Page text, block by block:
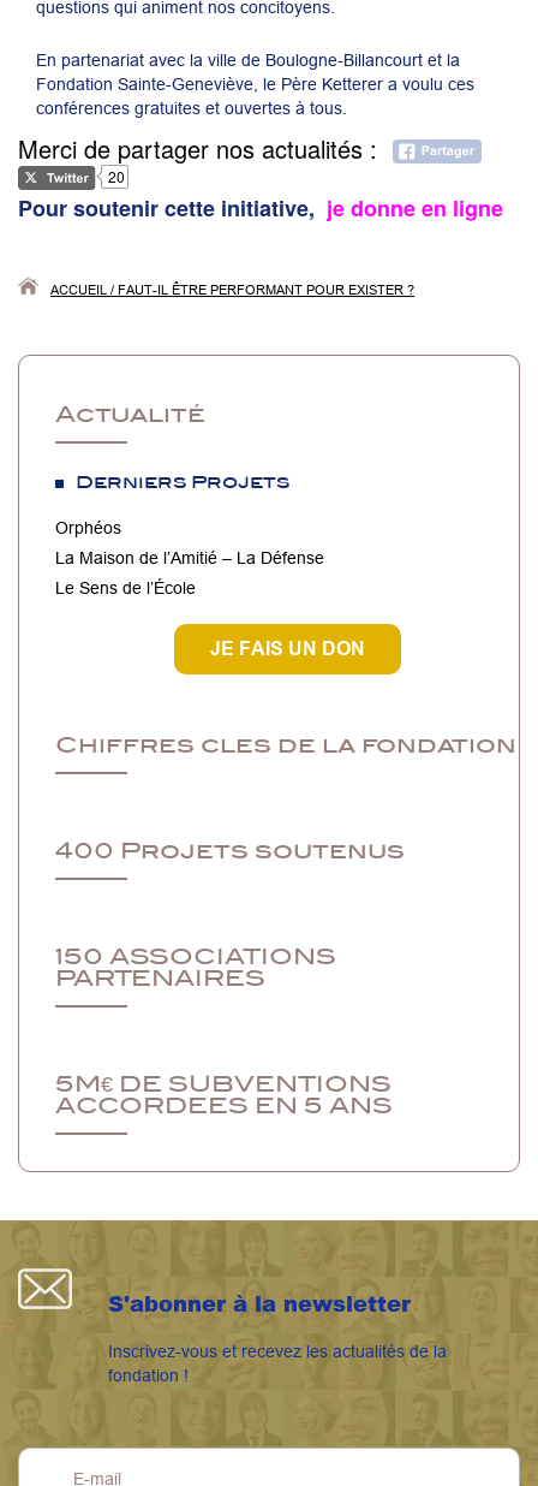
questions qui animent nos concitoyens.
En partenariat avec la ville de Boulogne-Billancourt et la
Fondation Sainte-Geneviève, le Père Ketterer a voulu ces
conférences gratuites et ouvertes à tous.
Merci de partager nos actualités :
20
Pour soutenir cette initiative, je donne en ligne
ACCUEIL / FAUT-IL ÊTRE PERFORMANT POUR EXISTER ?
Actualité
Derniers Projets
Orphéos
La Maison de l’Amitié – La Défense
Le Sens de l’École
JE FAIS UN DON
Chiffres cles de la fondation
400 Projets soutenus
150 ASSOCIATIONS
PARTENAIRES
5M€ DE SUBVENTIONS
ACCORDEES EN 5 ANS
S'abonner à la newsletter
Inscrivez-vous et recevez les actualités de la
fondation !